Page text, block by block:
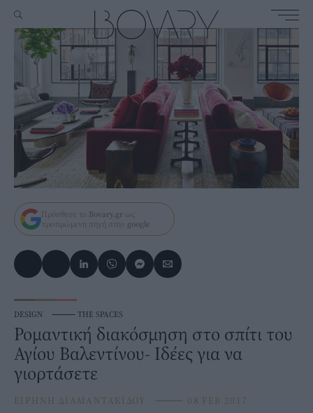
Πρόσθεσε το Bovary.gr ως
προτιμώμενη πηγή στην google
DESIGN ⸻ THE SPACES
Ρομαντική διακόσμηση στο σπίτι του
Αγίου Βαλεντίνου- Ιδέες για να
γιορτάσετε
ΕΙΡΗΝΗ ΔΙΑΜΑΝΤΑΚΙΔΟΥ ⸻ 08 FEB 2017